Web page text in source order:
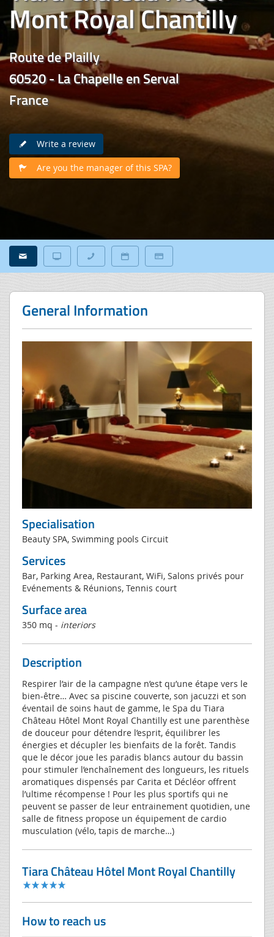
Mont Royal Chantilly
Route de Plailly
60520 - La Chapelle en Serval
France
Write a review
Are you the manager of this SPA?
General Information
Specialisation
Beauty SPA, Swimming pools Circuit
Services
Bar, Parking Area, Restaurant, WiFi, Salons privés pour
Evénements & Réunions, Tennis court
Surface area
350 mq - interiors
Description
Respirer l’air de la campagne n’est qu’une étape vers le
bien-être… Avec sa piscine couverte, son jacuzzi et son
éventail de soins haut de gamme, le Spa du Tiara
Château Hôtel Mont Royal Chantilly est une parenthèse
de douceur pour détendre l’esprit, équilibrer les
énergies et décupler les bienfaits de la forêt. Tandis
que le décor joue les paradis blancs autour du bassin
pour stimuler l’enchaînement des longueurs, les rituels
aromatiques dispensés par Carita et Décléor offrent
l’ultime récompense ! Pour les plus sportifs qui ne
peuvent se passer de leur entrainement quotidien, une
salle de fitness propose un équipement de cardio
musculation (vélo, tapis de marche…)
Tiara Château Hôtel Mont Royal Chantilly
How to reach us